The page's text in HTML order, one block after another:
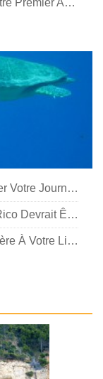
Pourquoi Singapour Devrait Être Votre Premier Arrêt En Asie
5 Forfaits Tout Compris Pour Planifier Votre Journée De Vacances
13 Raisons Pour Lesquelles Porto Rico Devrait Être Votre Prochaine Escapade Sur L'île
Pourquoi Devriez-Vous Ajouter Madère À Votre Liste De Seau